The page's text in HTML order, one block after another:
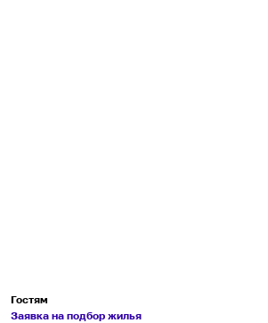
Гостям
Заявка на подбор жилья